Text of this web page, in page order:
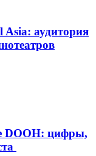
Asia: аудитория
DOOH: цифры,